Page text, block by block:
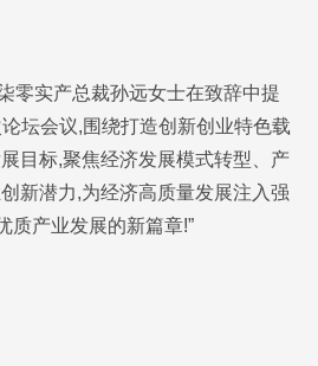
零实产总裁孙远女士在致辞中提
坛会议,围绕打造创新创业特色载
目标,聚焦经济发展模式转型、产
新潜力,为经济高质量发展注入强
质产业发展的新篇章!”